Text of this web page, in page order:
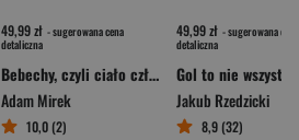
49,99 zł - sugerowana cena
detaliczna
Bebechy, czyli ciało człowieka pod lupą [2025]
Adam Mirek
10,0 (2)
49,99 zł - sugerowana cena
detaliczna
Jakub Rzedzicki
8,9 (32)